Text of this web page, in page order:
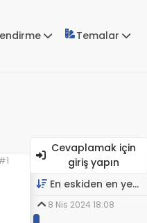
Temalar
Cevaplamak için
giriş yapın
En eskiden en yeniye
8 Nis 2024 18:08